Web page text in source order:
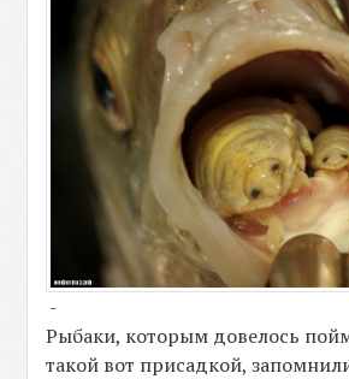
-
Рыбаки, которым довелось
такой вот присадкой,